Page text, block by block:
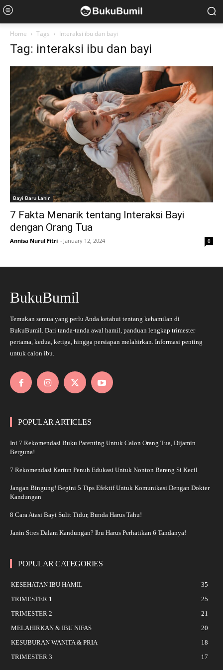
Home Tags Interaksi ibu dan bayi
Tag: interaksi ibu dan bayi
Bayi Baru Lahir
7 Fakta Menarik tentang Interaksi Bayi
dengan Orang Tua
Annisa Nurul Fitri - January 12, 2024 0
BukuBumil
Temukan semua yang perlu Anda ketahui tentang kehamilan di
BukuBumil. Dari tanda-tanda awal hamil, panduan lengkap trimester
pertama, kedua, ketiga, hingga persiapan melahirkan. Informasi penting
untuk calon ibu.
POPULAR ARTICLES
Ini 7 Rekomendasi Buku Parenting Untuk Calon Orang Tua, Dijamin
Berguna!
7 Rekomendasi Kartun Penuh Edukasi Untuk Nonton Bareng Si Kecil
Jangan Bingung! Begini 5 Tips Efektif Untuk Komunikasi Dengan Dokter
Kandungan
8 Cara Atasi Bayi Sulit Tidur, Bunda Harus Tahu!
Janin Stres Dalam Kandungan? Ibu Harus Perhatikan 6 Tandanya!
POPULAR CATEGORIES
KESEHATAN IBU HAMIL
35
TRIMESTER 1
25
TRIMESTER 2
21
MELAHIRKAN & IBU NIFAS
20
KESUBURAN WANITA & PRIA
18
TRIMESTER 3
17